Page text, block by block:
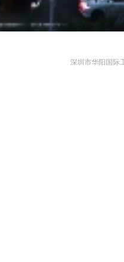
深圳市华阳国际